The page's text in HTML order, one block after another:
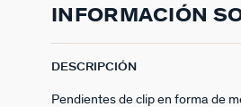
INFORMACIÓN
DESCRIPCIÓN
Pendientes de clip en forma de